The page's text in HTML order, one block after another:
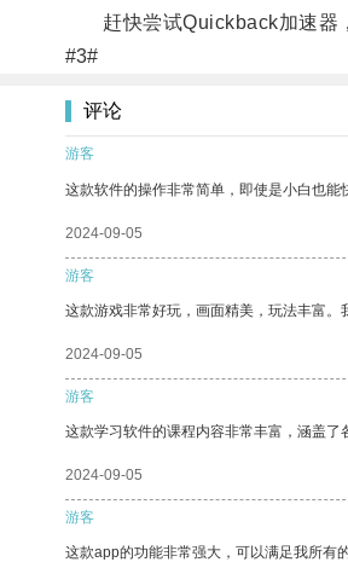
赶快尝试Quickback加速器，
#3#
评论
游客
这款软件的操作非常简单，即使是小白也能
2024-09-05
游客
这款游戏非常好玩，画面精美，玩法丰富。
2024-09-05
游客
这款学习软件的课程内容非常丰富，涵盖了
2024-09-05
游客
这款app的功能非常强大，可以满足我所有